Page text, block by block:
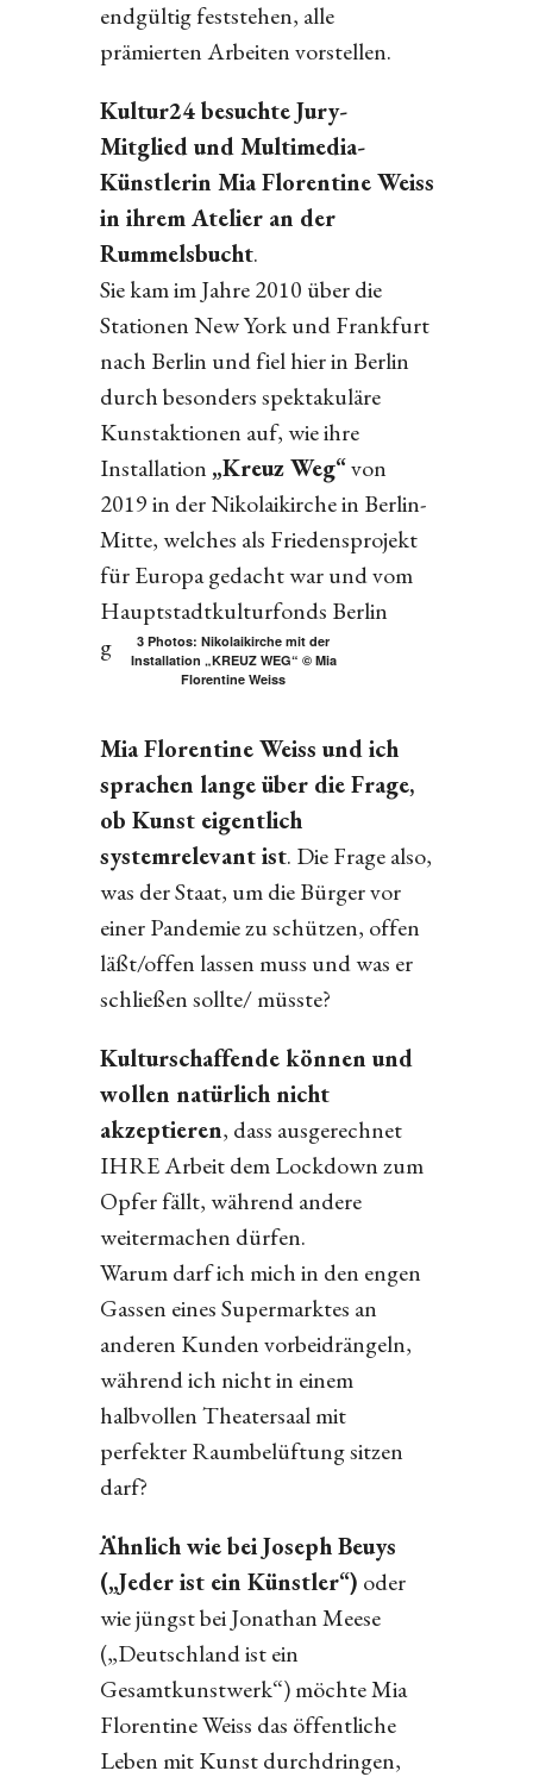
endgültig feststehen, alle
prämierten Arbeiten vorstellen.
Kultur24 besuchte Jury-
Mitglied und Multimedia-
Künstlerin Mia Florentine Weiss
in ihrem Atelier an der
Rummelsbucht.
Sie kam im Jahre 2010 über die
Stationen New York und Frankfurt
nach Berlin und fiel hier in Berlin
durch besonders spektakuläre
Kunstaktionen auf, wie ihre
Installation „Kreuz Weg“von
2019 in der Nikolaikirche in Berlin-
Mitte, welches als Friedensprojekt
für Europa gedacht war und vom
Hauptstadtkulturfonds Berlin
gefördert wurde.
3 Photos: Nikolaikirche mit der
Installation „KREUZ WEG“ © Mia
Florentine Weiss
Mia Florentine Weiss und ich
sprachen lange über die Frage,
ob Kunst eigentlich
systemrelevant ist. Die Frage also,
was der Staat, um die Bürger vor
einer Pandemie zu schützen, offen
läßt/offen lassen muss und was er
schließen sollte/ müsste?
Kulturschaffende können und
wollen natürlich nicht
akzeptieren, dass ausgerechnet
IHRE Arbeit dem Lockdown zum
Opfer fällt, während andere
weitermachen dürfen.
Warum darf ich mich in den engen
Gassen eines Supermarktes an
anderen Kunden vorbeidrängeln,
während ich nicht in einem
halbvollen Theatersaal mit
perfekter Raumbelüftung sitzen
darf?
Ähnlich wie bei Joseph Beuys
(„Jeder ist ein Künstler“) oder
wie jüngst bei Jonathan Meese
(„Deutschland ist ein
Gesamtkunstwerk“) möchte Mia
Florentine Weiss das öffentliche
Leben mit Kunst durchdringen,